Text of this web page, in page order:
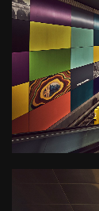
U-
Kamera